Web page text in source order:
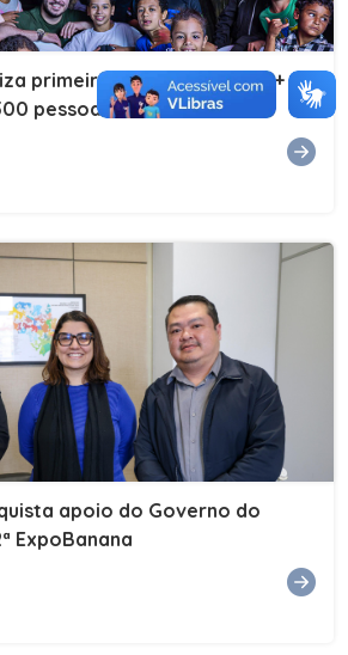
primeira edição do Cuidar+ e
pessoas na Vila São João
apoio do Governo do
ExpoBanana